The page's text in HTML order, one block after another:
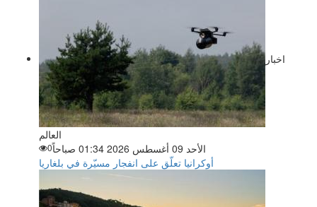
اخبار
العالم
الأحد 09 أغسطس 2026 01:34 صباحاً
0
أوكرانيا تعلّق على انفجار مسيّرة في بلغاريا